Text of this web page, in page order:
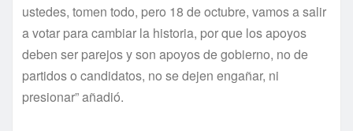
ustedes, tomen todo, pero 18 de octubre, vamos a salir
a votar para cambiar la historia, por que los apoyos
deben ser parejos y son apoyos de gobierno, no de
partidos o candidatos, no se dejen engañar, ni
presionar” añadió.